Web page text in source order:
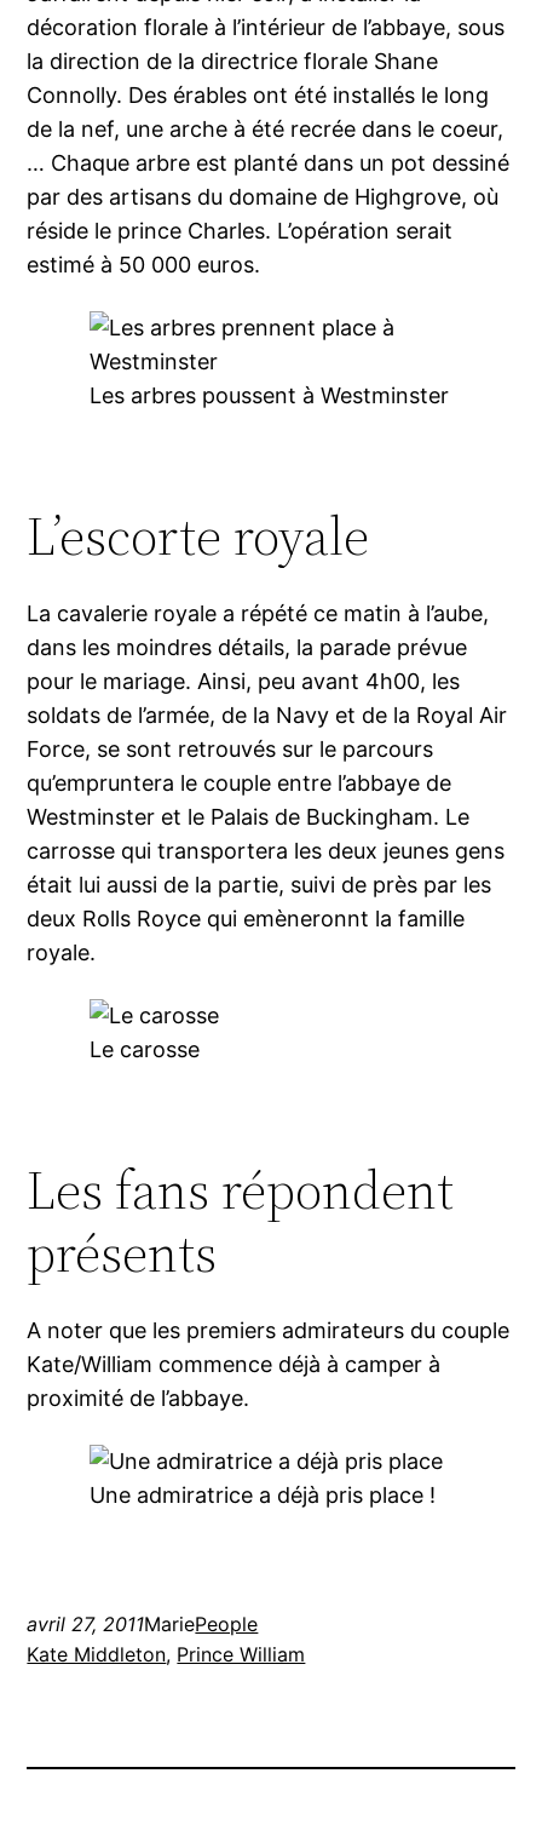
décoration florale à l’intérieur de l’abbaye, sous
la direction de la directrice florale Shane
Connolly. Des érables ont été installés le long
de la nef, une arche à été recrée dans le coeur,
… Chaque arbre est planté dans un pot dessiné
par des artisans du domaine de Highgrove, où
réside le prince Charles. L’opération serait
estimé à 50 000 euros.
Les arbres poussent à Westminster
L’escorte royale
La cavalerie royale a répété ce matin à l’aube,
dans les moindres détails, la parade prévue
pour le mariage. Ainsi, peu avant 4h00, les
soldats de l’armée, de la Navy et de la Royal Air
Force, se sont retrouvés sur le parcours
qu’empruntera le couple entre l’abbaye de
Westminster et le Palais de Buckingham. Le
carrosse qui transportera les deux jeunes gens
était lui aussi de la partie, suivi de près par les
deux Rolls Royce qui emèneronnt la famille
royale.
Le carosse
Les fans répondent
présents
A noter que les premiers admirateurs du couple
Kate/William commence déjà à camper à
proximité de l’abbaye.
Une admiratrice a déjà pris place !
avril 27, 2011MariePeople
Kate Middleton, Prince William